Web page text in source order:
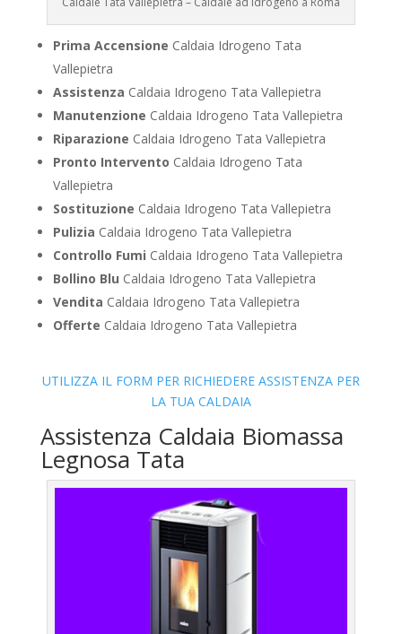
Prima Accensione Caldaia Idrogeno Tata
Vallepietra
Assistenza Caldaia Idrogeno Tata Vallepietra
Manutenzione Caldaia Idrogeno Tata Vallepietra
Riparazione Caldaia Idrogeno Tata Vallepietra
Pronto Intervento Caldaia Idrogeno Tata
Vallepietra
Sostituzione Caldaia Idrogeno Tata Vallepietra
Pulizia Caldaia Idrogeno Tata Vallepietra
Controllo Fumi Caldaia Idrogeno Tata Vallepietra
Bollino Blu Caldaia Idrogeno Tata Vallepietra
Vendita Caldaia Idrogeno Tata Vallepietra
Offerte Caldaia Idrogeno Tata Vallepietra
UTILIZZA IL FORM PER RICHIEDERE ASSISTENZA PER
LA TUA CALDAIA
Assistenza Caldaia Biomassa
Legnosa Tata